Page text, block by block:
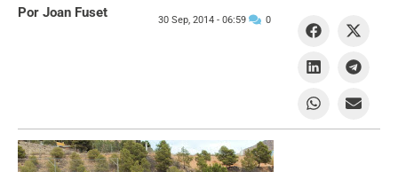
Por Joan Fuset 30 Sep, 2014 - 06:59 0